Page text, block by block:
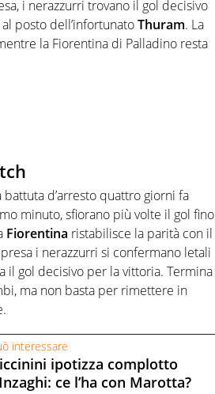
i nerazzurri trovano il gol decisivo
al posto dell’infortunatoThuram. La
la Fiorentina di Palladino resta
d’arresto quattro giorni fa
minuto, sfiorano più volte il gol fino
Fiorentina ristabilisce la parità con il
i nerazzurri si confermano letali
il gol decisivo per la vittoria. Termina
ma non basta per rimettere in
interessare
ipotizza complotto
ce l’ha con Marotta?